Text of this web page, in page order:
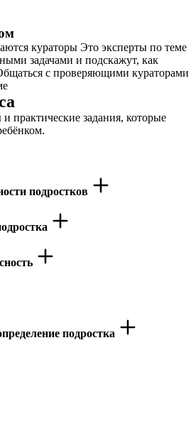
кураторы Это эксперты по теме
задачами и подскажут, как
с проверяющими кураторами
практические задания, которые
подростков
подростка